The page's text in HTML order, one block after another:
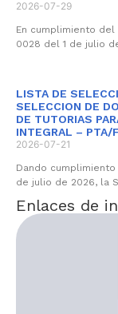
2026-07-29
En cumplimiento
0028 del 1 de julio
LISTA DE
SELECCION DE
DE TUTORIAS
INTEGRAL – PTA/
2026-07-21
Dando
de julio de 2026, la
Enlaces de